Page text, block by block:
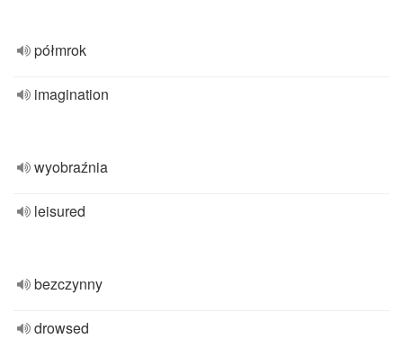
półmrok
imagination
wyobraźnia
leisured
bezczynny
drowsed